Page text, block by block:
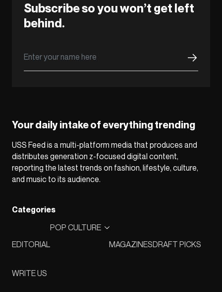
Subscribe so you won’t get left
behind.
Your daily intake of everything trending
USS Feed is a multi-platform media that produces and
distributes generation z-focused digital content,
reporting the latest trends on fashion, lifestyle, culture,
and music to its audience.
Categories
EDITORIAL
POP CULTURE
MAGAZINESDRAFT PICKS
WRITE US